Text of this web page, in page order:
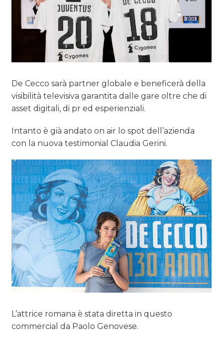
De Cecco sarà partner globale e beneficerà della
visibilità televisiva garantita dalle gare oltre che di
asset digitali, di pr ed esperienziali.
Intanto è già andato on air lo spot dell’azienda
con la nuova testimonial Claudia Gerini.
L’attrice romana è stata diretta in questo
commercial da Paolo Genovese.